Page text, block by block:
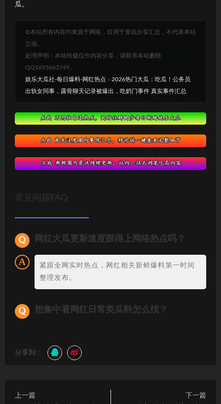
瓜。
©本站所有内容均来源于网络，仅用于资讯分享汇总，不代表本站
立场。
处理声明：本站转载仅作内容分享，请联系本站删除
QQ1693663749。
娱乐大瓜社-每日爆料-网红热点 » 2026热门大瓜：吃瓜！公务员
出轨女同事，露骨聊天记录被爆出，吃奶门事件 真实事件汇总
常见问题FAQ
网红大瓜更新速度跟得上网络热点吗？
紧跟全网实时热点，网红相关新鲜爆料第一时间
整理发布。
想集中看网红日常类瓜料怎么找？
分享到：
上一篇 下一篇